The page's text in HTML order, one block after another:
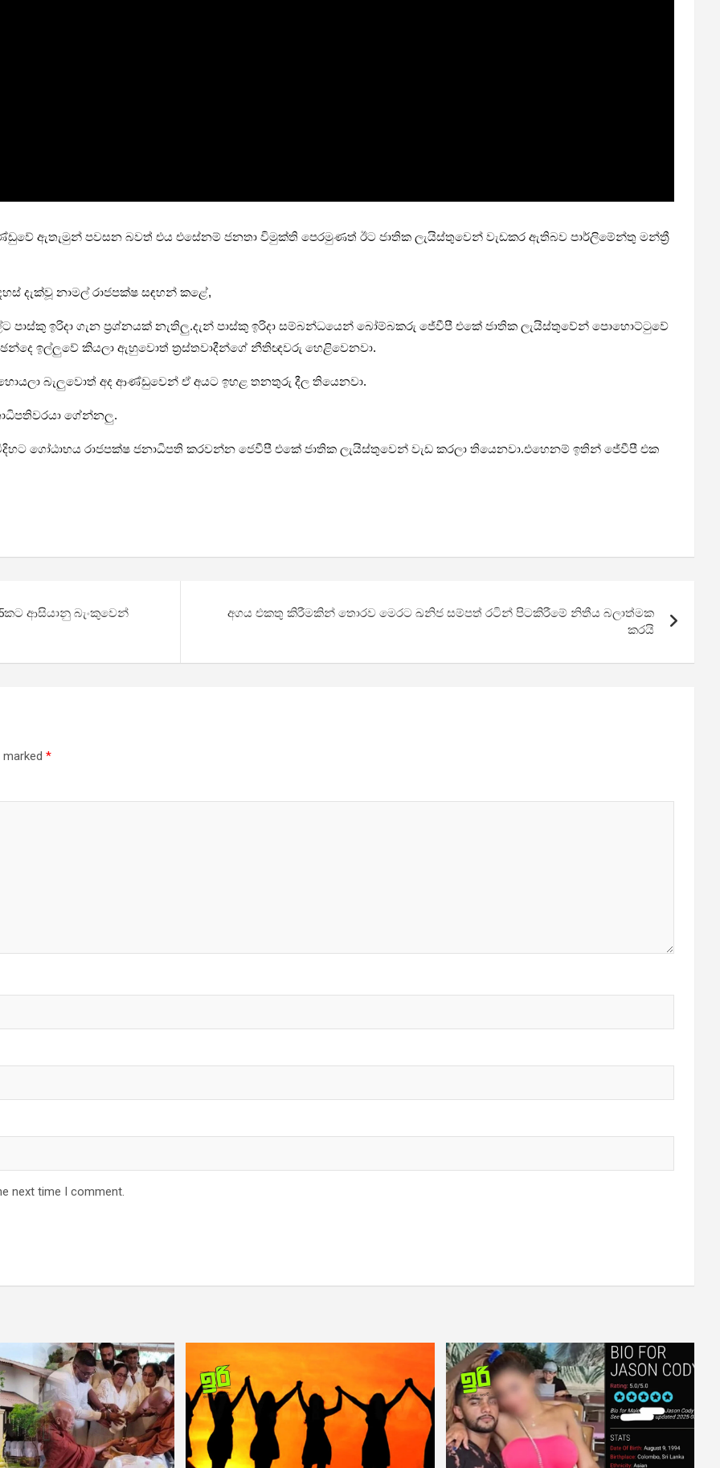
ඇතැමුන් පවසන බවත් එය එසේනම් ජනතා විමුක්ති පෙරමුණත් ඊට ජාතික ලැයිස්තුවෙන් වැඩකර ඇතිබව පාර්ලිමේන්තු මන්ත්‍රී
දැක්වූ නාමල් රාජපක්ෂ සඳහන් කළේ,
පාස්කු ඉරිදා ගැන ප්‍රශ්නයක් නැතිලු.දැන් පාස්කු ඉරිදා සම්බන්ධයෙන් බෝම්බකරු ජේවීපී එකේ ජාතික ලැයිස්තුවේන් පොහොට්ටුවේ
ඉල්ලුවේ කියලා ඇහුවොත් ත්‍රස්තවාදීන්ගේ නීතිඥවරු හෙළිවෙනවා.
බැලුවොත් අද ආණ්ඩුවෙන් ඒ අයට ඉහළ තනතුරු දීල තියෙනවා.
ගේන්නලු.
ගෝඨාභය රාජපක්ෂ ජනාධිපති කරවන්න ජෙවීපී එකේ ජාතික ලැයිස්තුවෙන් වැඩ කරලා තියෙනවා.එහෙනම් ඉතින් ජේවීපී එක
ආසියානු බැංකුවෙන්
අගය එකතු කිරීමකින් තොරව මෙරට ඛනිජ සම්පත් රටින් පිටකිරීමේ නිතීය බලාත්මක
කරයි
marked *
next time I comment.